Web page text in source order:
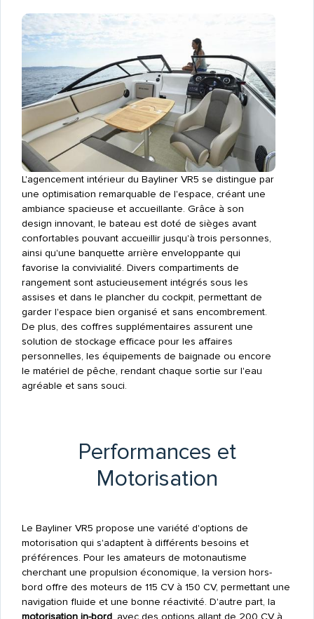
L'agencement intérieur du Bayliner VR5 se distingue par
une optimisation remarquable de l'espace, créant une
ambiance spacieuse et accueillante. Grâce à son
design innovant, le bateau est doté de sièges avant
confortables pouvant accueillir jusqu'à trois personnes,
ainsi qu'une banquette arrière enveloppante qui
favorise la convivialité. Divers compartiments de
rangement sont astucieusement intégrés sous les
assises et dans le plancher du cockpit, permettant de
garder l'espace bien organisé et sans encombrement.
De plus, des coffres supplémentaires assurent une
solution de stockage efficace pour les affaires
personnelles, les équipements de baignade ou encore
le matériel de pêche, rendant chaque sortie sur l'eau
agréable et sans souci.
Performances et
Motorisation
Le Bayliner VR5 propose une variété d'options de
motorisation qui s'adaptent à différents besoins et
préférences. Pour les amateurs de motonautisme
cherchant une propulsion économique, la version hors-
bord offre des moteurs de 115 CV à 150 CV, permettant une
navigation fluide et une bonne réactivité. D'autre part, la